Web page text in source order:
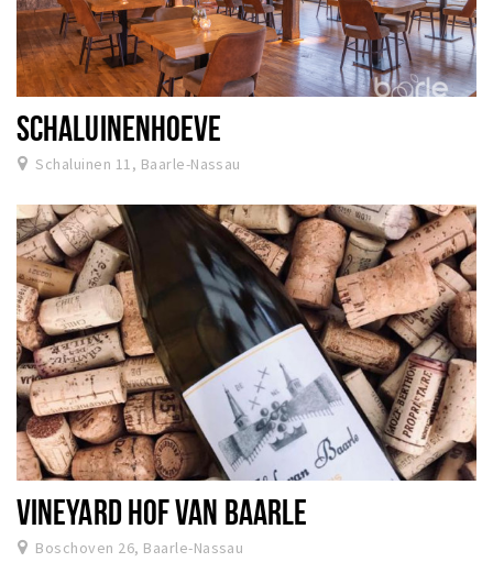
SCHALUINENHOEVE
Schaluinen 11, Baarle-Nassau
VINEYARD HOF VAN BAARLE
Boschoven 26, Baarle-Nassau